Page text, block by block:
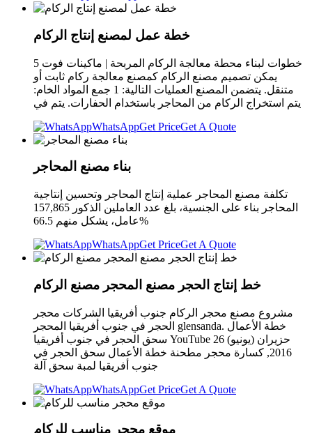
خطة عمل لمصنع إنتاج الركام
5 خطوات لبناء محطة معالجة الركام المربحة | ماكينات فوت
يمكن تصميم مصنع الركام كمصنع معالجة ركام ثابت أو
متنقل. يتضمن المصنع العمليات التالية: 1 جمع المواد الخام:
يتم استخراج الركام من المحاجر باستخدام الحفارات. يتم في
WhatsAppGet PriceGet A Quote
بناء مصنع المحاجر
تكلفة مصنع المحاجر عملية إنتاج المحاجر وتحسين إنتاجية
المحاجر بناء على الجنسية، بلغ عدد العاملين الذكور 157,865
عامل، يشكل منهم 66.5%
WhatsAppGet PriceGet A Quote
خط إنتاج الحجر مصنع المحجر مصنع الركام
مشروع مصنع محجر الركام جنوب أفريقيا الشركات محجر
الحجر في جنوب أفريقيا المحجر glensanda. خطة الأعمال
سحق الحجر في جنوب أفريقيا YouTube 26 حزيران (يونيو)
2016, كسارة محجر مطحنة خطة الأعمال سحق الحجر في
جنوب أفريقيا لمبة سحق آلة
WhatsAppGet PriceGet A Quote
موقع محجر مناسب للركام